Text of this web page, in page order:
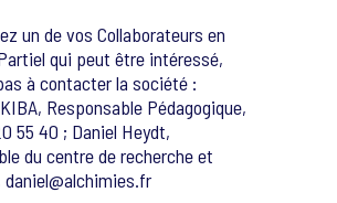
un de vos Collaborateurs en
qui peut être intéressé,
à contacter la société :
Responsable Pédagogique,
55 40 ; Daniel Heydt,
du centre de recherche et